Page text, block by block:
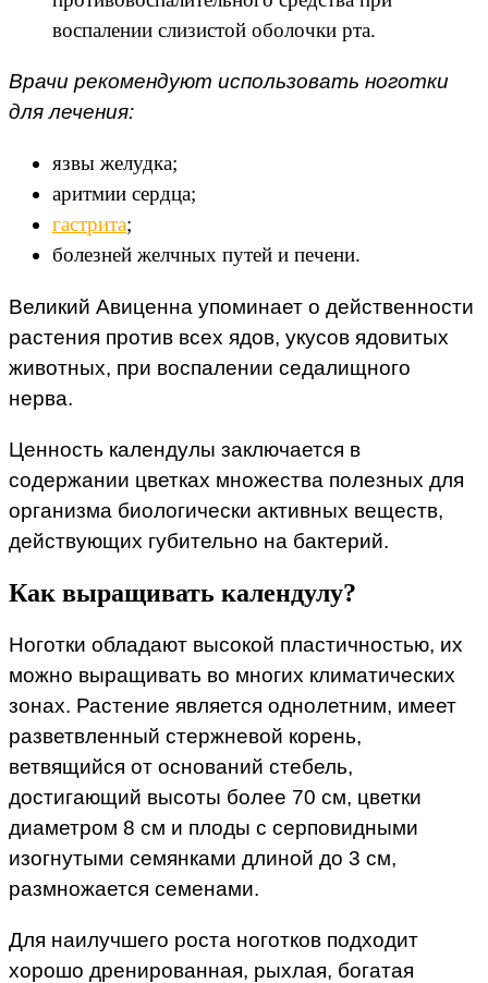
воспалении слизистой оболочки рта.
Врачи рекомендуют использовать ноготки
для лечения:
язвы желудка;
аритмии сердца;
гастрита;
болезней желчных путей и печени.
Великий Авиценна упоминает о действенности
растения против всех ядов, укусов ядовитых
животных, при воспалении седалищного
нерва.
Ценность календулы заключается в
содержании цветках множества полезных для
организма биологически активных веществ,
действующих губительно на бактерий.
Как выращивать календулу?
Ноготки обладают высокой пластичностью, их
можно выращивать во многих климатических
зонах. Растение является однолетним, имеет
разветвленный стержневой корень,
ветвящийся от оснований стебель,
достигающий высоты более 70 см, цветки
диаметром 8 см и плоды с серповидными
изогнутыми семянками длиной до 3 см,
размножается семенами.
Для наилучшего роста ноготков подходит
хорошо дренированная, рыхлая, богатая